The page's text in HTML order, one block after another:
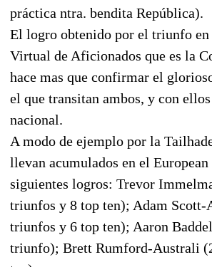
práctica ntra. bendita República).
El logro obtenido por el triunfo
Virtual de Aficionados que es la
hace mas que confirmar el
el que transitan ambos, y con
nacional.
A modo de ejemplo por la
llevan acumulados en el
siguientes logros: Trevor
triunfos y 8 top ten); Adam Scott-
triunfos y 6 top ten); Aaron
triunfo); Brett Rumford-Australi